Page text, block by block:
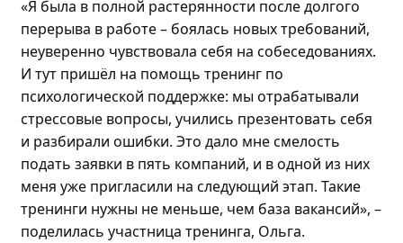
«Я была в полной растерянности после долгого
перерыва в работе – боялась новых требований,
неуверенно чувствовала себя на собеседованиях.
И тут пришёл на помощь тренинг по
психологической поддержке: мы отрабатывали
стрессовые вопросы, учились презентовать себя
и разбирали ошибки. Это дало мне смелость
подать заявки в пять компаний, и водной из них
меня уже пригласили на следующий этап. Такие
тренинги нужны не меньше, чем база вакансий», –
поделилась участница тренинга, Ольга.